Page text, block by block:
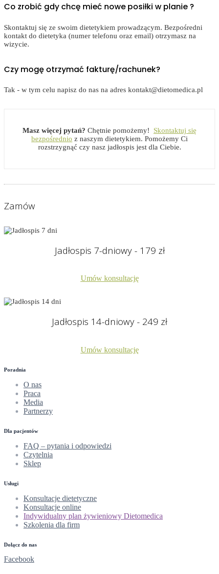
Co zrobić gdy chcę mieć nowe posiłki w planie ?
Skontaktuj się ze swoim dietetykiem prowadzącym. Bezpośredni
kontakt do dietetyka (numer telefonu oraz email) otrzymasz na
wizycie.
Czy mogę otrzymać fakturę/rachunek?
Tak - w tym celu napisz do nas na adres kontakt@dietomedica.pl
Masz więcej pytań? Chętnie pomożemy!
Skontaktuj się
bezpośrednio z naszym dietetykiem. Pomożemy Ci
rozstrzygnąć czy nasz jadłospis jest dla Ciebie.
Zamów
Jadłospis 7-dniowy - 179 zł
Umów konsultację
Jadłospis 14-dniowy - 249 zł
Umów konsultację
Poradnia
O nas
Praca
Media
Partnerzy
Dla pacjentów
FAQ – pytania i odpowiedzi
Czytelnia
Sklep
Usługi
Konsultacje dietetyczne
Konsultacje online
Indywidualny plan żywieniowy Dietomedica
Szkolenia dla firm
Dołącz do nas
Facebook